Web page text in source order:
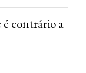
contrário a